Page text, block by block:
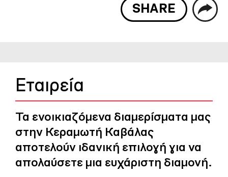
SHARE
Εταιρεία
Τα ενοικιαζόμενα διαμερίσματα μας
στην Κεραμωτή Καβάλας
αποτελούν ιδανική επιλογή για να
απολαύσετε μια ευχάριστη διαμονή.